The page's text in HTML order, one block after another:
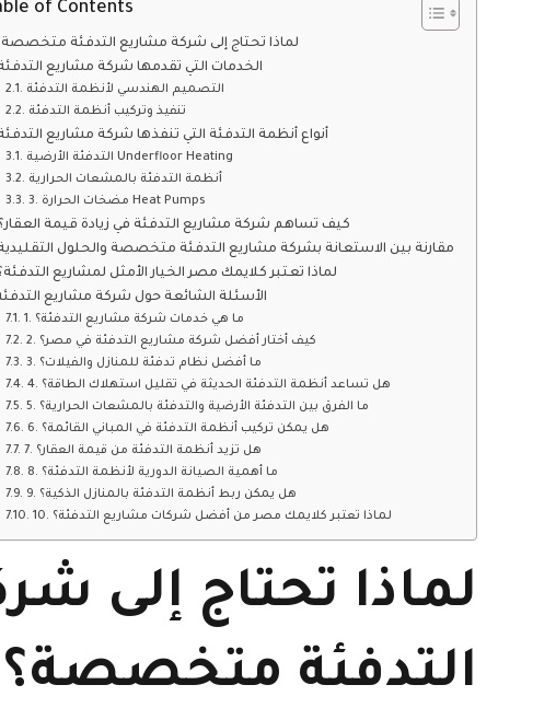
of Contents
لماذا تحتاج إلى شركة مشاريع التدفئة
الخدمات التي تقدمها شركة مشاريع
التصميم الهندسي لأنظمة التدفئة
تنفيذ وتركيب أنظمة التدفئة
أنواع أنظمة التدفئة التي تنفذها شركة مشاريع
التدفئة الأرضية Underfloor Heating
أنظمة التدفئة بالمشعات الحرارية
3. مضخات الحرارة Heat Pumps
كيف تساهم شركة مشاريع التدفئة في زيادة قيمة العقار؟
مقارنة بين الاستعانة بشركة مشاريع التدفئة متخصصة والحلول
لماذا تعتبر كلايمك مصر الخيار الأمثل لمشاريع
الأسئلة الشائعة حول شركة مشاريع
1. ما هي خدمات شركة مشاريع التدفئة؟
2. كيف أختار أفضل شركة مشاريع التدفئة في مصر؟
3. ما أفضل نظام تدفئة للمنازل والفيلات؟
4. هل تساعد أنظمة التدفئة الحديثة في تقليل استهلاك الطاقة؟
5. ما الفرق بين التدفئة الأرضية والتدفئة بالمشعات الحرارية؟
6. هل يمكن تركيب أنظمة التدفئة في المباني القائمة؟
7. هل تزيد أنظمة التدفئة من قيمة العقار؟
8. ما أهمية الصيانة الدورية لأنظمة التدفئة؟
9. هل يمكن ربط أنظمة التدفئة بالمنازل الذكية؟
10. لماذا تعتبر كلايمك مصر من أفضل شركات مشاريع التدفئة؟
لماذا تحتاج إلى
التدفئة متخصصة؟